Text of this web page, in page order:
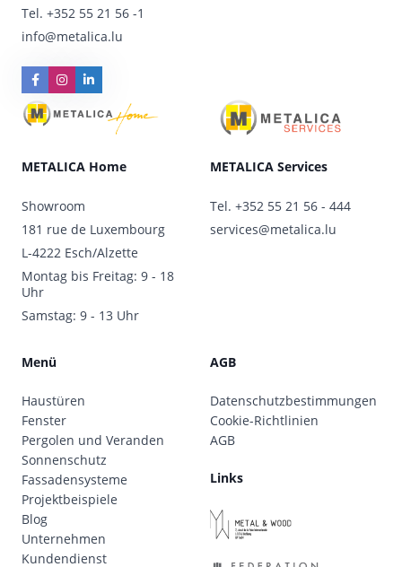
Tel. +352 55 21 56 -1
info@metalica.lu
METALICA Home
Showroom
181 rue de Luxembourg
L-4222 Esch/Alzette
Montag bis Freitag: 9 - 18
Uhr
Samstag: 9 - 13 Uhr
METALICA Services
Tel. +352 55 21 56 - 444
services@metalica.lu
Menü
Haustüren
Fenster
Pergolen und Veranden
Sonnenschutz
Fassadensysteme
Projektbeispiele
Blog
Unternehmen
Kundendienst
AGB
Datenschutzbestimmungen
Cookie-Richtlinien
AGB
Links